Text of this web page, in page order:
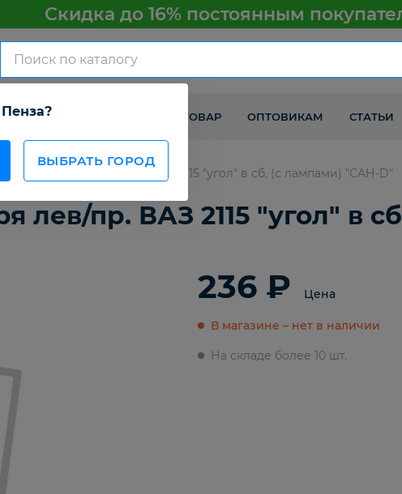
Скидка до 16% постоянным
ВЫБРАТЬ ГОРОД
КАК ПОЛУЧИТЬ ТОВАР ОПТОВИКАМ СТАТЬИ
заднего фонаря лев/пр. ВАЗ 2115 "угол" в сб. (с лампами) "САН-D"
лев/пр. ВАЗ 2115 "угол" в
236 ₽ Цена
В магазине – нет в наличии
На складе более 10 шт.